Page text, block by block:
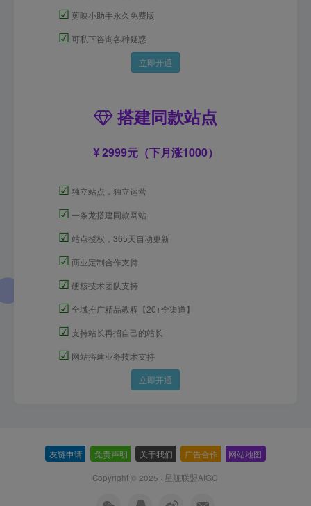
☑ 剪映小助手永久免费版
☑ 可私下咨询各种疑惑
立即开通
搭建同款站点
2999元（下月涨1000）
☑ 独立站点，独立运营
☑ 一条龙搭建同款网站
☑ 站点授权，365天自动更新
☑ 商业定制合作支持
☑ 硬核技术团队支持
☑ 全域推广精品教程【20+全渠道】
☑ 支持站长再招自己的站长
☑ 网站搭建业务技术支持
立即开通
友链申请 免责声明 关于我们 广告合作 网站地图
Copyright © 2025 · 星舰联盟AIGC